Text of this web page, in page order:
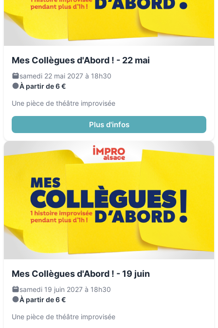
Mes Collègues d'Abord ! - 22 mai
samedi 22 mai 2027 à 18h30
À partir de 6 €
Une pièce de théâtre improvisée
Plus d'infos
Mes Collègues d'Abord ! - 19 juin
samedi 19 juin 2027 à 18h30
À partir de 6 €
Une pièce de théâtre improvisée